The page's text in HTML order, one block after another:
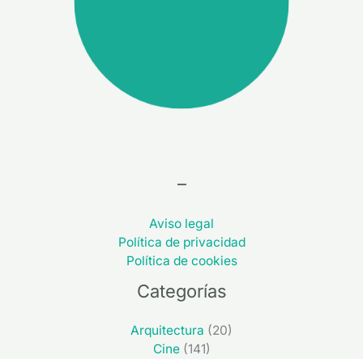
–
Aviso legal
Política de privacidad
Política de cookies
Categorías
Arquitectura (20)
Cine(141)